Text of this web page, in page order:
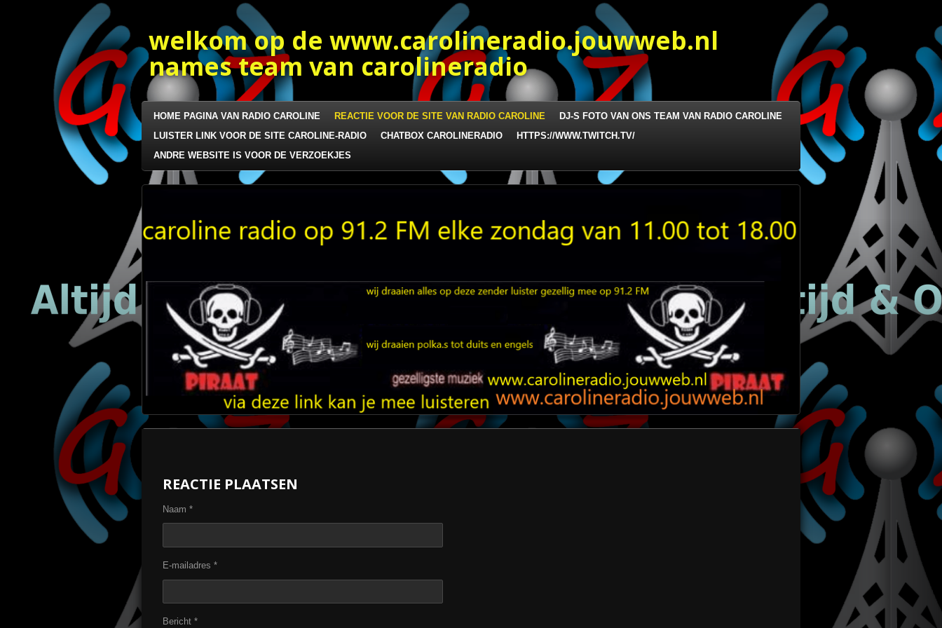
hoofdinhoud
welkom op de www.carolineradio.jouwweb.nl
names team van carolineradio
HOME PAGINA VAN RADIO CAROLINE REACTIE VOOR DE SITE VAN RADIO CAROLINE
DJ-S FOTO VAN ONS TEAM VAN RADIO CAROLINE
LUISTER LINK VOOR DE SITE CAROLINE-RADIO
CHATBOX CAROLINERADIO
HTTPS://WWW.TWITCH.TV/
ANDRE WEBSITE IS VOOR DE VERZOEKJES
REACTIE PLAATSEN
Naam *
E-mailadres *
Bericht *